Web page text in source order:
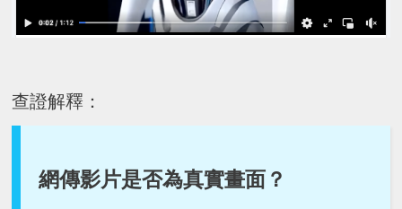
查證解釋：
網傳影片是否為真實畫面？